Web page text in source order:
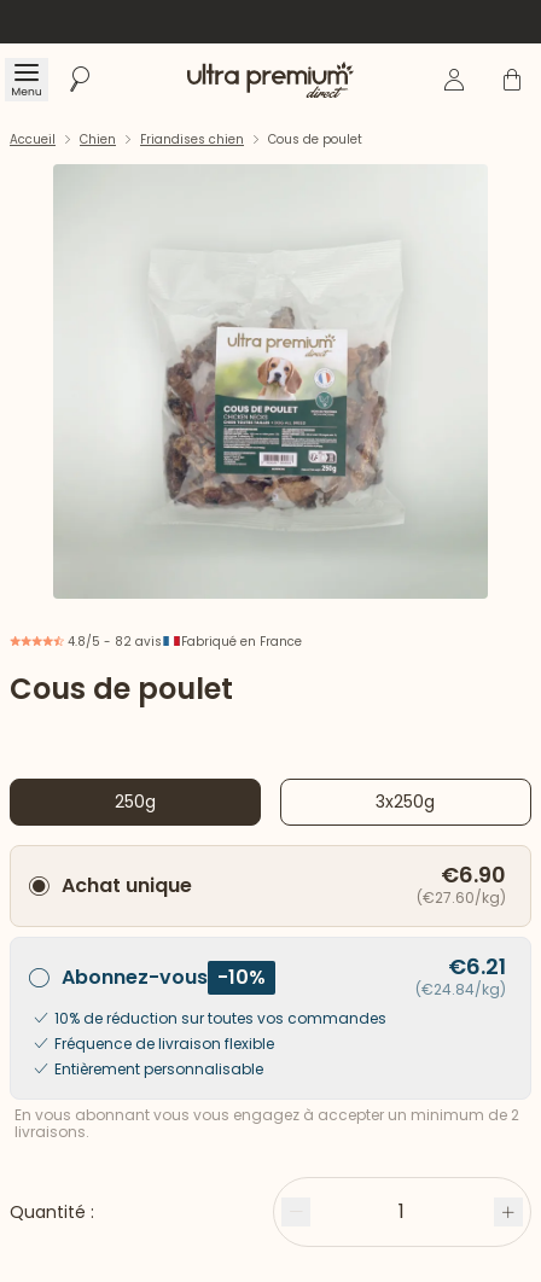
Menu Rechercher Accueil Se Panier
vers le bas
Accueil Chien Friandises chien Cous de poulet
4.8/5 - 82 avis Fabriqué en France
Cous de poulet
250g 3x250g
Achat unique €6.90
(€27.60/kg)
Abonnez-vous -10% €6.21
(€24.84/kg)
10% de réduction sur toutes vos commandes
Fréquence de livraison flexible
Entièrement personnalisable
En vous abonnant vous vous engagez à accepter un minimum de 2
livraisons.
Quantité : Moins 1